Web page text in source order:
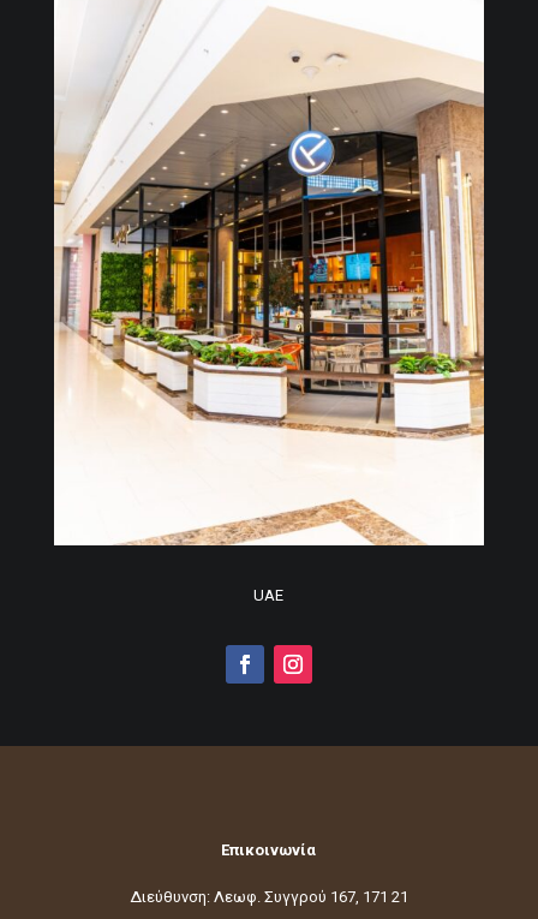
UAE
Επικοινωνία
Διεύθυνση: Λεωφ. Συγγρού 167, 171 21